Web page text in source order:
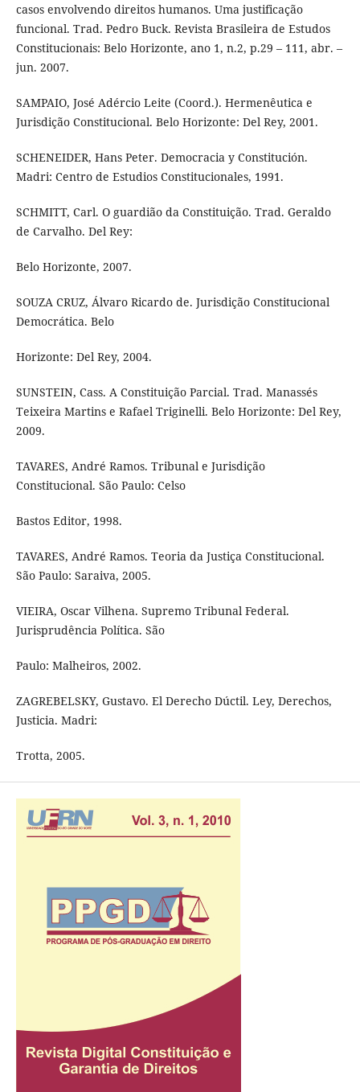
casos envolvendo direitos humanos. Uma justificação
funcional. Trad. Pedro Buck. Revista Brasileira de Estudos
Constitucionais: Belo Horizonte, ano 1, n.2, p.29 – 111, abr. –
jun. 2007.
SAMPAIO, José Adércio Leite (Coord.). Hermenêutica e
Jurisdição Constitucional. Belo Horizonte: Del Rey, 2001.
SCHENEIDER, Hans Peter. Democracia y Constitución.
Madri: Centro de Estudios Constitucionales, 1991.
SCHMITT, Carl. O guardião da Constituição. Trad. Geraldo
de Carvalho. Del Rey:
Belo Horizonte, 2007.
SOUZA CRUZ, Álvaro Ricardo de. Jurisdição Constitucional
Democrática. Belo
Horizonte: Del Rey, 2004.
SUNSTEIN, Cass. A Constituição Parcial. Trad. Manassés
Teixeira Martins e Rafael Triginelli. Belo Horizonte: Del Rey,
2009.
TAVARES, André Ramos. Tribunal e Jurisdição
Constitucional. São Paulo: Celso
Bastos Editor, 1998.
TAVARES, André Ramos. Teoria da Justiça Constitucional.
São Paulo: Saraiva, 2005.
VIEIRA, Oscar Vilhena. Supremo Tribunal Federal.
Jurisprudência Política. São
Paulo: Malheiros, 2002.
ZAGREBELSKY, Gustavo. El Derecho Dúctil. Ley, Derechos,
Justicia. Madri:
Trotta, 2005.